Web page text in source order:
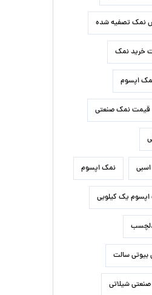
نمک تصفیه شده
خرید نمک
اپسوم
قیمت نمک صنعتی
نمک اپسوم
یک کیلویی
سالت
شیلاتی